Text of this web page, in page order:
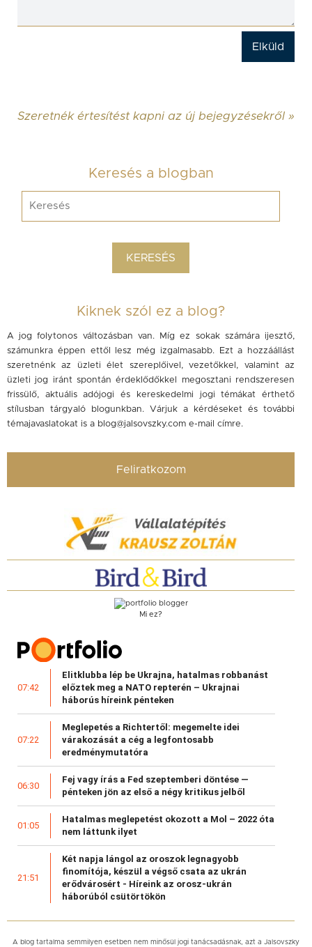
Szeretnék értesítést kapni az új bejegyzésekről »
Keresés a blogban
Kiknek szól ez a blog?
A jog folytonos változásban van. Míg ez sokak számára ijesztő,
számunkra éppen ettől lesz még izgalmasabb. Ezt a hozzáállást
szeretnénk az üzleti élet szereplőivel, vezetőkkel, valamint az
üzleti jog iránt spontán érdeklődőkkel megosztani rendszeresen
frissülő, aktuális adójogi és kereskedelmi jogi témákat érthető
stílusban tárgyaló blogunkban. Várjuk a kérdéseket és további
témajavaslatokat is a blog@jalsovszky.com e-mail címre.
Feliratkozom
Mi ez?
07:42
Elitklubba lép be Ukrajna, hatalmas robbanást
előztek meg a NATO repterén – Ukrajnai
háborús híreink pénteken
07:22
Meglepetés a Richtertől: megemelte idei
várakozását a cég a legfontosabb
eredménymutatóra
06:30
Fej vagy írás a Fed szeptemberi döntése —
pénteken jön az első a négy kritikus jelből
01:05
Hatalmas meglepetést okozott a Mol – 2022 óta
nem láttunk ilyet
21:51
Két napja lángol az oroszok legnagyobb
finomítója, készül a végső csata az ukrán
erődvárosért - Híreink az orosz-ukrán
háborúból csütörtökön
A blog tartalma semmilyen esetben nem minősül jogi tanácsadásnak, azt a Jalsovszky